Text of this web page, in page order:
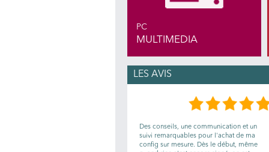
PC
MULTIMEDIA
LES AVIS
Des conseils, une communication et un
suivi remarquables pour l'achat de ma
config sur mesure. Dès le début, même